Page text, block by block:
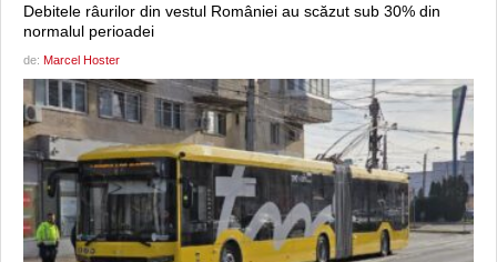
Debitele râurilor din vestul României au scăzut sub 30% din
normalul perioadei
de: Marcel Hoster